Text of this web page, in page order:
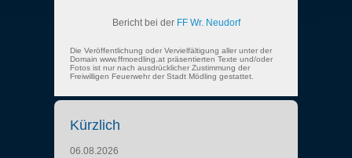
Bericht bei der FF Wr. Neudorf
Die Veröffentlichung oder Vervielfältigung aller unter der
Domain www.ffmoedling.at präsentierten Texte und/oder
Fotos ist nur nach ausdrücklicher Zustimmung der
Freiwilligen Feuerwehr der Stadt Mödling gestattet.
Kürzlich
06.08.2026